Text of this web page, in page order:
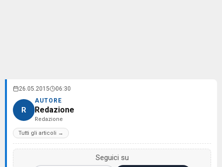
26.05.2015 06:30
R
AUTORE
Redazione
Redazione
Tutti gli articoli →
Seguici su